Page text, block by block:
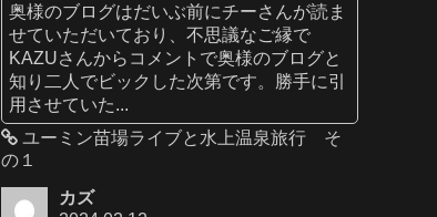
奥様のブログはだいぶ前にチーさんが読ま
せていただいており、不思議なご縁で
KAZUさんからコメントで奥様のブログと
知り二人でビックした次第です。勝手に引
用させていた...
ユーミン苗場ライブと水上温泉旅行 そ
の１
カズ